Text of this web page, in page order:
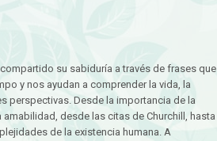
su sabiduría a través de frases que
y nos ayudan a comprender la vida, la
perspectivas. Desde la importancia de la
desde las citas de Churchill, hasta
de la existencia humana. A